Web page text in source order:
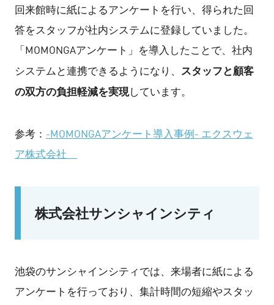
回来館時に紙によるアンケートを行い、得られた回
答をスタッフが社内システムに登録していました。
「MOMONGAアンケート」を導入したことで、社内
システムと連携できるようになり、
スタッフと顧客
の双方の負担軽減を実現しています。
参考： -MOMONGAアンケート導入事例- エクスウェ
ア株式会社
株式会社サンシャインシティ
池袋のサンシャインシティでは、来場者に紙による
アンケートを行っており、集計時間の短縮やスタッ